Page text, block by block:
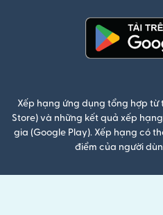
Xếp hạng ứng dụng tổng hợp
Store) và những kết quả xếp
gia (Google Play). Xếp hạng có
điểm của người